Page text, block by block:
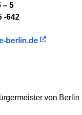
– 5
-642
berlin.de
von Berlin